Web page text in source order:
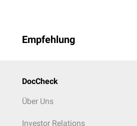
Empfehlung
DocCheck
Über Uns
Investor Relations